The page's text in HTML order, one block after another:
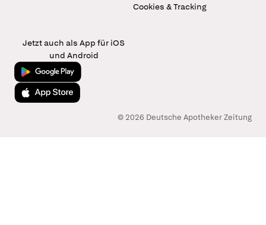
Cookies & Tracking
Jetzt auch als App für iOS
und Android
Jetzt bei Google Play
Laden im App Store
© 2026 Deutsche Apotheker Zeitung